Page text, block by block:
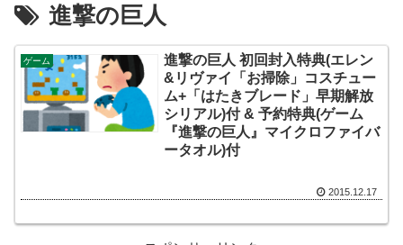
進撃の巨人
ゲーム
進撃の巨人 初回封入特典(エレン
&リヴァイ「お掃除」コスチュー
ム+「はたきブレード」早期解放
シリアル)付 & 予約特典(ゲーム
『進撃の巨人』マイクロファイバ
ータオル)付
2015.12.17